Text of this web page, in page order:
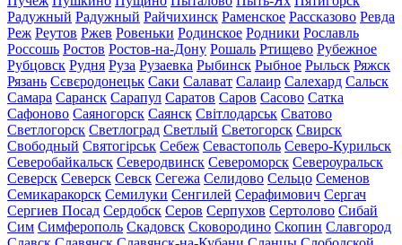
Радужный Радужный Райчихинск Раменское Рассказово Ревда
Реж Реутов Ржев Ровеньки Родинское Родники Рославль
Россошь Ростов Ростов-на-Дону Рошаль Ртищево Рубежное
Рубцовск Рудня Руза Рузаевка Рыбинск Рыбное Рыльск Ряжск
Рязань Сєвєродонецьк Саки Салават Салаир Салехард Сальск
Самара Саранск Сарапул Саратов Саров Сасово Сатка
Сафоново Саяногорск Саянск Світлодарськ Сватово
Светлогорск Светлоград Светлый Светогорск Свирск
Свободный Святогірськ Себеж Севастополь Северо-Курильск
Северобайкальск Северодвинск Североморск Североуральск
Северск Северск Севск Сегежа Селидово Сельцо Семенов
Семикаракорск Семилуки Сенгилей Серафимович Сергач
Сергиев Посад Сердобск Серов Серпухов Сертолово Сибай
Сим Симферополь Скадовск Сковородино Скопин Славгород